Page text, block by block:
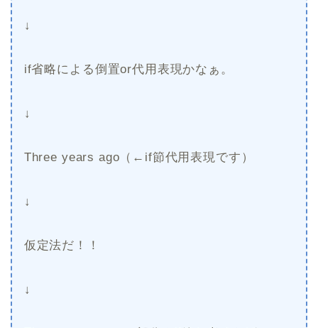
↓
if省略による倒置or代用表現かなぁ。
↓
Three years ago（←if節代用表現です）
↓
仮定法だ！！
↓